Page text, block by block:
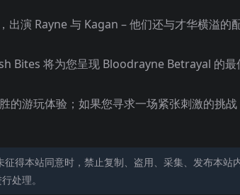
演 Rayne 与 Kagan – 他们还与才华横溢的
Bites 将为您呈现 Bloodrayne Betrayal 的最
游玩体验；如果您寻求一场紧张刺激的挑战
得本站同意时，禁止复制、盗用、采集、发布本站
处理。